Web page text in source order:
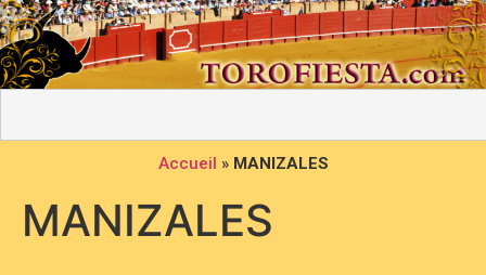
Accueil » MANIZALES
MANIZALES